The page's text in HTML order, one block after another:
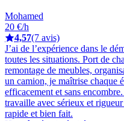
Mohamed
20 €/h
4,57(7 avis)
J’ai de l’expérience dans le
toutes les situations. Port de
remontage de meubles,
un camion, je maîtrise chaque
efficacement et sans
travaille avec sérieux et
rapide et bien fait.